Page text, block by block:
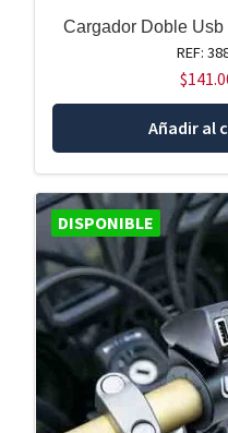
Cargador Doble Usb
REF:
$
Añadir al
DISPONIBLE